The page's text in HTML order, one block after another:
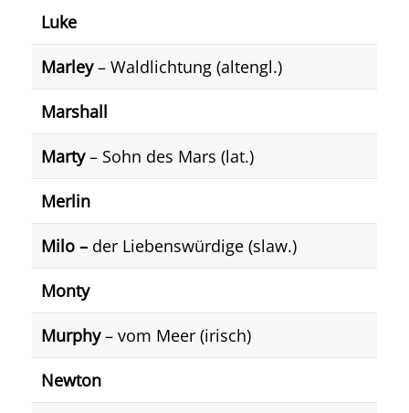
Luke
Marley– Waldlichtung (altengl.)
Marshall
Marty– Sohn des Mars (lat.)
Merlin
Milo – der Liebenswürdige (slaw.)
Monty
Murphy– vom Meer (irisch)
Newton